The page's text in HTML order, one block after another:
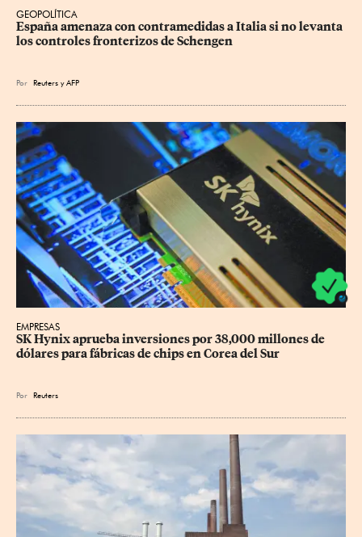
GEOPOLÍTICA
España amenaza con contramedidas a Italia si no levanta
los controles fronterizos de Schengen
Por Reuters yAFP
EMPRESAS
SK Hynix aprueba inversiones por 38,000 millones de
dólares para fábricas de chips en Corea del Sur
Por Reuters